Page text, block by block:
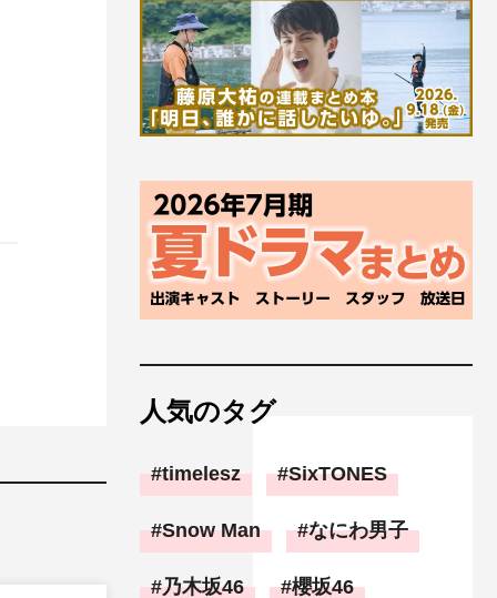
人気のタグ
timelesz SixTONES
Snow Man なにわ男子
乃木坂46 櫻坂46